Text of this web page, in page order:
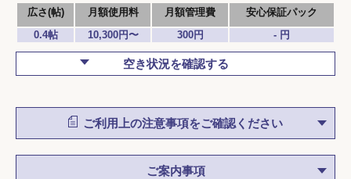
広さ(帖) 月額使用料 月額管理費
安心保証パック
0.4帖
10,300円〜 300円 - 円
空き状況を確認する
ご利用上の注意事項をご確認ください
ご案内事項